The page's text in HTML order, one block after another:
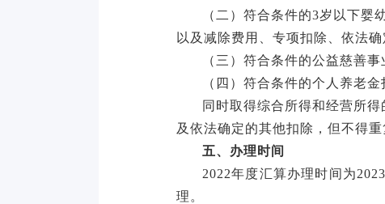
（二）符合条件的3岁以下婴
以及减除费用、专项扣除、依法确
（三）符合条件的公益慈善事
（四）符合条件的个人养老金
同时取得综合所得和经营所
及依法确定的其他扣除，但不得重
五、办理时间
2022年度汇算办理时间为
理。